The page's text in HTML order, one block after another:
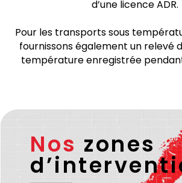
Nous sommes certifiésISO 9001.
de transport vérifiés et fiables
licence européenne valide et –
d’une licence ADR.